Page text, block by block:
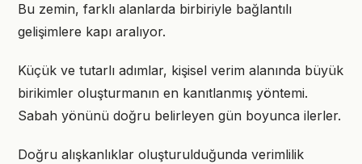
Bu zemin, farklı alanlarda birbiriyle bağlantılı
gelişimlere kapı aralıyor.
Küçük ve tutarlı adımlar, kişisel verim alanında büyük
birikimler oluşturmanın en kanıtlanmış yöntemi.
Sabah yönünü doğru belirleyen gün boyunca ilerler.
Doğru alışkanlıklar oluşturulduğunda verimlilik